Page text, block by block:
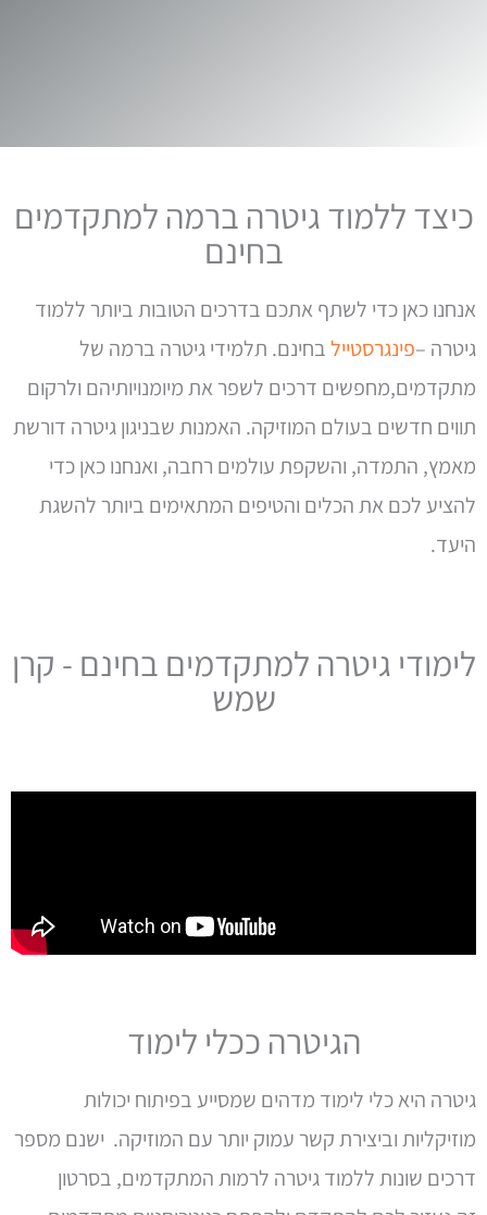
כיצד ללמוד גיטרה ברמה למתקדמים
בחינם
אנחנו כאן כדי לשתף אתכם בדרכים הטובות ביותר ללמוד
גיטרה –פינגרסטיילבחינם. תלמידי גיטרה ברמה של
מתקדמים,מחפשים דרכים לשפר את מיומנויותיהם ולרקום
תווים חדשים בעולם המוזיקה. האמנות שבניגון גיטרה דורשת
מאמץ, התמדה, והשקפת עולמים רחבה, ואנחנו כאן כדי
להציע לכם את הכלים והטיפים המתאימים ביותר להשגת
היעד.
לימודי גיטרה למתקדמים בחינם - קרן
שמש
הגיטרה ככלי לימוד
גיטרה היא כלי לימוד מדהים שמסייע בפיתוח יכולות
מוזיקליות וביצירת קשר עמוק יותר עם המוזיקה. ישנם מספר
דרכים שונות ללמוד גיטרה לרמות המתקדמים, בסרטון